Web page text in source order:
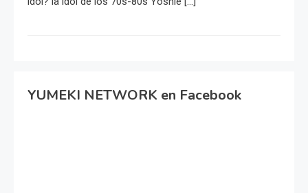
YUMEKI NETWORK en Facebook